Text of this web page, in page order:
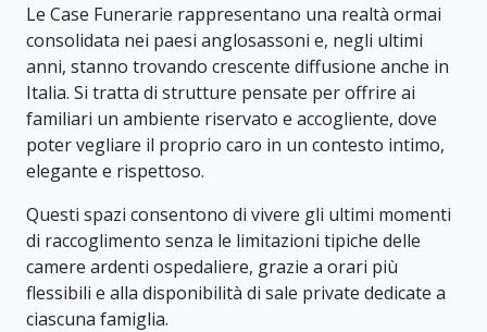
Le Case Funerarie rappresentano una realtà ormai
consolidata nei paesi anglosassoni e, negli ultimi
anni, stanno trovando crescente diffusione anche in
Italia. Si tratta di strutture pensate per offrire ai
familiari un ambiente riservato e accogliente, dove
poter vegliare il proprio caro in un contesto intimo,
elegante e rispettoso.
Questi spazi consentono di vivere gli ultimi momenti
di raccoglimento senza le limitazioni tipiche delle
camere ardenti ospedaliere, grazie a orari più
flessibili e alla disponibilità di sale private dedicate a
ciascuna famiglia.